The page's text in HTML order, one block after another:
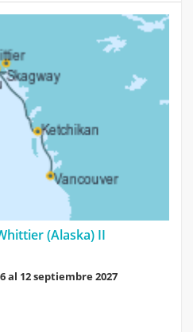
(Alaska) II
al 12 septiembre 2027